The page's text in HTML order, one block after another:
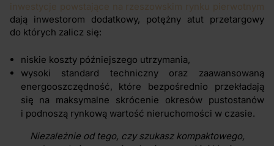
inwestycje powstające na rzeszowskim rynku pierwotnym
dają inwestorom dodatkowy, potężny atut przetargowy
do których zalicz się:
niskie koszty późniejszego utrzymania,
wysoki standard techniczny oraz zaawansowaną
energooszczędność, które bezpośrednio przekładają
się na maksymalne skrócenie okresów pustostanów
i podnoszą rynkową wartość nieruchomości w czasie.
Niezależnie od tego, czy szukasz kompaktowego,